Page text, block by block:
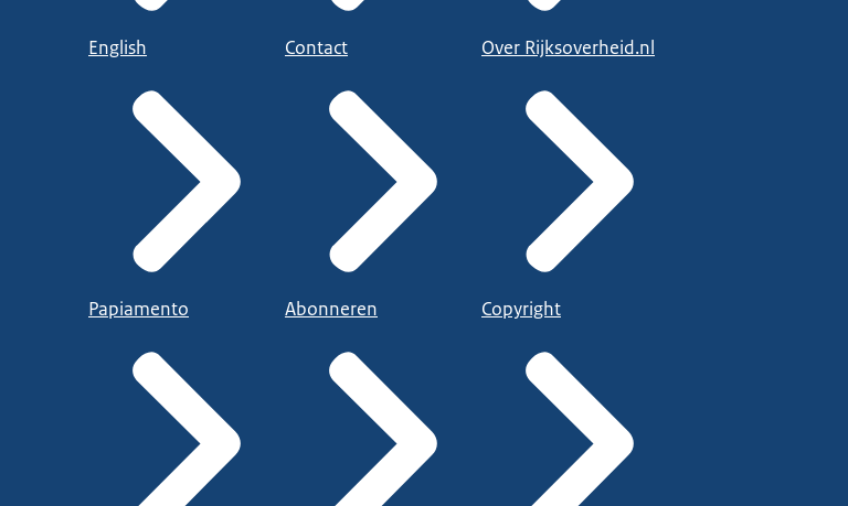
English
Papiamento
Contact
Abonneren
Over Rijksoverheid.nl
Copyright